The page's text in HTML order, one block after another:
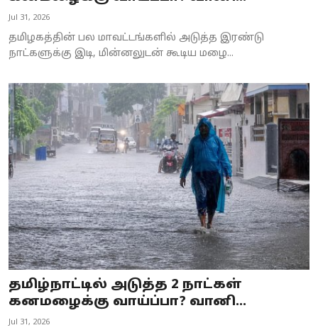
Business
Crime
Tamilnadu
National
World
Astrology
Spirituality
Weather
Politics
Jul 31, 2026
தமிழகத்தின் பல மாவட்டங்களில் அடுத்த இரண்டு
நாட்களுக்கு இடி, மின்னலுடன் கூடிய மழை...
தமிழ்நாட்டில் அடுத்த 2 நாட்கள்
கனமழைக்கு வாய்ப்பா? வானி...
Jul 31, 2026